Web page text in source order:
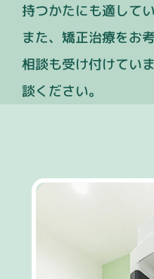
持つかたにも適して
また、矯正治療をお
相談も受け付けていま
談ください。